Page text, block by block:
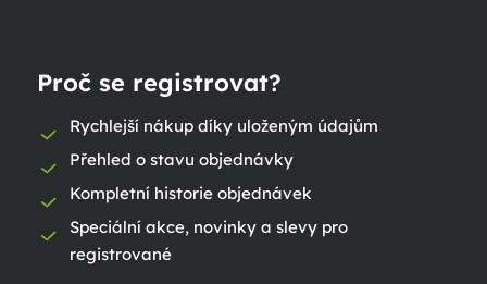
Proč se registrovat?
Rychlejší nákup díky uloženým údajům
Přehled o stavu objednávky
Kompletní historie objednávek
Speciální akce, novinky a slevy pro
registrované